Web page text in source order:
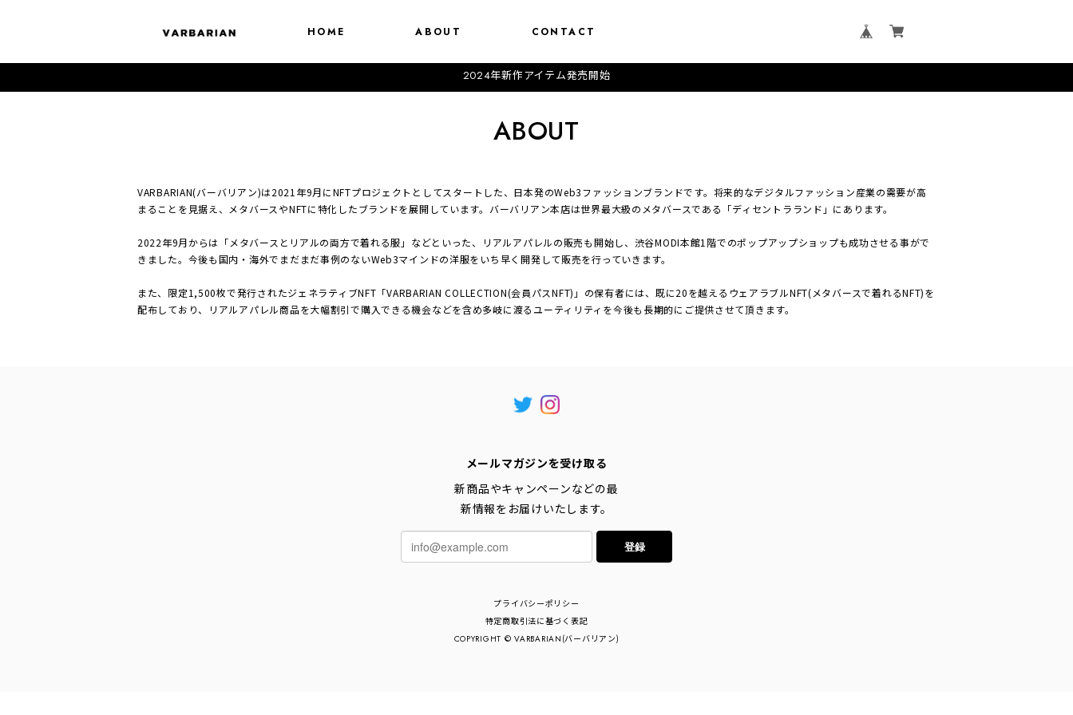
HOME ABOUT CONTACT
2024年新作アイテム発売開始
ABOUT
VARBARIAN(バーバリアン)は2021年9月にNFTプロジェクトとしてスタートした、日本発のWeb3ファッションブランドです。将来的なデジタルファッション産業の需要が高
まることを見据え、メタバースやNFTに特化したブランドを展開しています。バーバリアン本店は世界最大級のメタバースである「ディセントラランド」にあります。
2022年9月からは「メタバースとリアルの両方で着れる服」などといった、リアルアパレルの販売も開始し、渋谷MODI本館1階でのポップアップショップも成功させる事がで
きました。今後も国内・海外でまだまだ事例のないWeb3マインドの洋服をいち早く開発して販売を行っていきます。
また、限定1,500枚で発行されたジェネラティブNFT「VARBARIAN COLLECTION(会員パスNFT)」の保有者には、既に20を越えるウェアラブルNFT(メタバースで着れるNFT)を
配布しており、リアルアパレル商品を大幅割引で購入できる機会などを含め多岐に渡るユーティリティを今後も長期的にご提供させて頂きます。
メールマガジンを受け取る
新商品やキャンペーンなどの最
新情報をお届けいたします。
登録
プライバシーポリシー
特定商取引法に基づく表記
COPYRIGHT © VARBARIAN(バーバリアン)